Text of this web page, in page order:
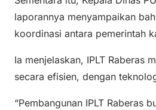
laporannya menyampaikan
koordinasi antara pemerintah
Ia menjelaskan, IPLT Raberas
secara efisien, dengan
“Pembangunan IPLT Raberas